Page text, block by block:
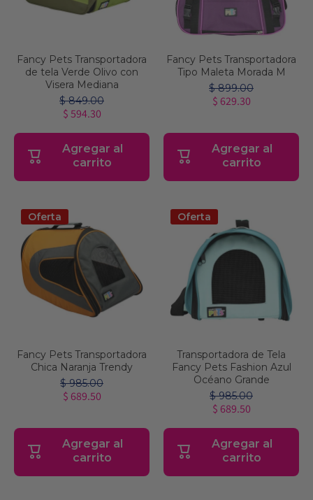
Fancy Pets Transportadora
de tela Verde Olivo con
Visera Mediana
$ 849.00
$ 594.30
Agregar al
carrito
Fancy Pets Transportadora
Tipo Maleta Morada M
$ 899.00
$ 629.30
Agregar al
carrito
Oferta
Fancy Pets Transportadora
Chica Naranja Trendy
$ 985.00
$ 689.50
Agregar al
carrito
Oferta
Transportadora de Tela
Fancy Pets Fashion Azul
Océano Grande
$ 985.00
$ 689.50
Agregar al
carrito